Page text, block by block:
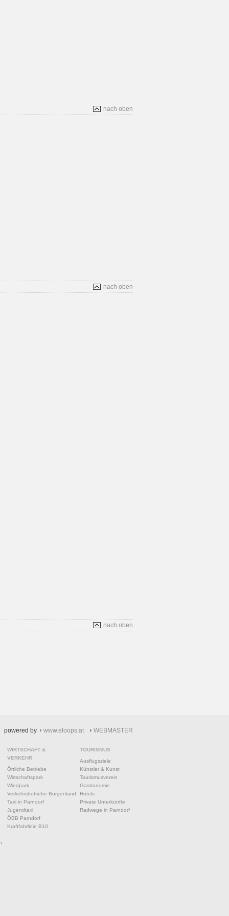
nach oben
nach oben
nach oben
powered by www.eloops.at WEBMASTER
WIRTSCHAFT &
VERKEHR
Örtliche Betriebe
Wirtschaftspark
Windpark
Verkehrsbetriebe Burgenland
Taxi in Parndorf
Jugendtaxi
ÖBB Parndorf
Kraftfahrlinie B10
TOURISMUS
Ausflugsziele
Künstler & Kunst
Tourismusverein
Gastronomie
Hotels
Private Unterkünfte
Radwege in Parndorf